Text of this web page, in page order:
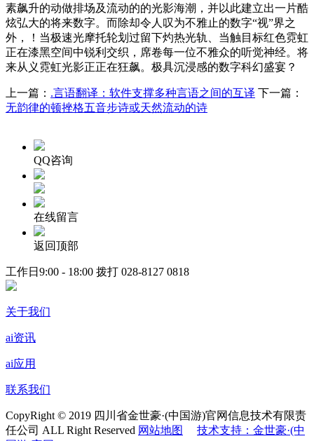
素飙升的动做排场及流动的的光影海潮，并以此建立出一片酷
炫弘大的将来数字。而除却令人叹为不雅止的数字“视”界之
外，！当极速光摩托轮划过留下灼热光轨、当触目标红色霓虹
正在漆黑空间中锐利交织，席卷每一位不雅众的听觉神经。将
来从义霓虹光影正正在狂飙。极具沉浸感的数字科幻盛宴？
上一篇： .言语翻译：软件支撑多种言语之间的互译 下一篇：
无韵律的顿挫格五音步诗或天然流动的诗
QQ咨询
在线留言
返回顶部
工作日9:00 - 18:00 拨打 028-8127 0818
关于我们
ai资讯
ai应用
联系我们
CopyRight © 2019 四川省金世豪·(中国游)官网信息技术有限责
任公司 ALL Right Reserved 网站地图
技术支持：金世豪·(中